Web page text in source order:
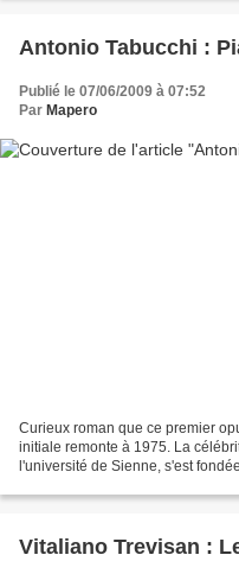
Antonio Tabucchi :
Publié le 07/06/2009 à 07:52
Par Mapero
Curieux roman que ce premier
initiale remonte à 1975. La
l'université de Sienne, s'est
Vitaliano Trevisan :